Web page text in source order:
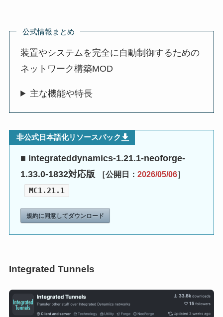
公式情報まとめ
装置やシステムを完全に自動制御するための
ネットワーク構築MOD
主な機能や特長
非公式日本語化リソースパック
■ integrateddynamics-1.21.1-neoforge-
1.33.0-1832対応版
［公開日：2026/05/06］
MC1.21.1
規約に同意してダウンロード
Integrated Tunnels